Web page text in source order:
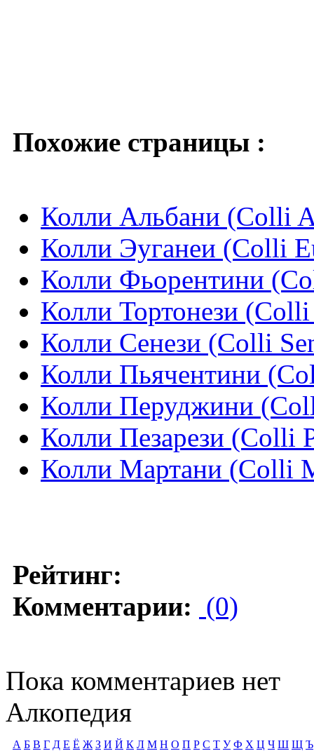
Похожие страницы :
Колли Альбани (Colli
Колли Эуганеи (Colli
Колли Фьорентини
Колли Тортонези
Колли Сенези (Colli
Колли Пьячентини
Колли Перуджини
Колли Пезарези (Colli
Колли Мартани (Colli
Рейтинг:
Комментарии: (0)
Пока комментариев нет
Алкопедия
А Б В Г Д Е Ё Ж З И Й К Л М Н О П Р С Т У Ф Х Ц Ч Ш Щ Ъ